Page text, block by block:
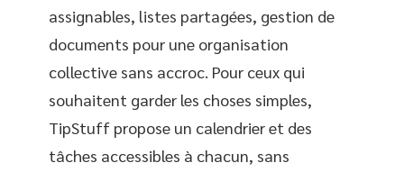
assignables, listes partagées, gestion de
documents pour une organisation
collective sans accroc. Pour ceux qui
souhaitent garder les choses simples,
TipStuff propose un calendrier et des
tâches accessibles à chacun, sans